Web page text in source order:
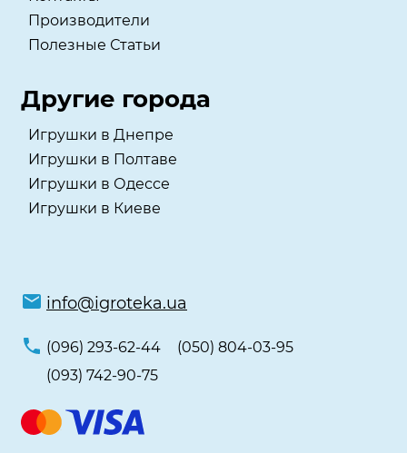
Производители
Полезные Статьи
Другие города
Игрушки в Днепре
Игрушки в Полтаве
Игрушки в Одессе
Игрушки в Киеве
info@igroteka.ua
(096) 293-62-44
(050) 804-03-95
(093) 742-90-75